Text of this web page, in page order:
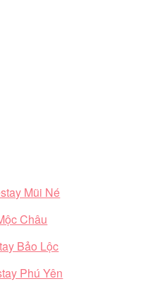
Mũi Né
Châu
Bảo Lộc
Phú Yên